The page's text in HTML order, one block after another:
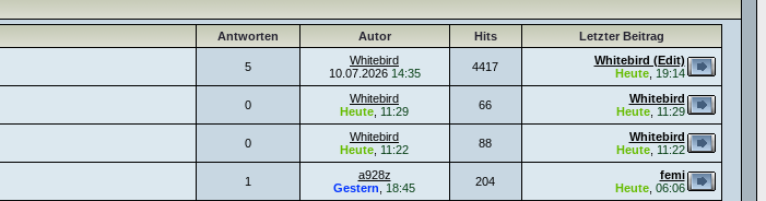
Antworten Autor Hits
Letzter Beitrag
5
Whitebird
10.07.2026 14:35 4417
Whitebird (Edit)
Heute, 19:14
0
Whitebird
Heute 11:29 66
Whitebird
Heute, 11:29
0
Whitebird
Heute 11:22 88
Whitebird
Heute, 11:22
1
a928z
Gestern
18:45 204
femi
Heute, 06:06